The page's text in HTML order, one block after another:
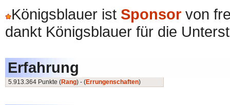
Königsblauer ist Sponsor von
dankt Königsblauer für die
Erfahrung
5.913.364 Punkte (Rang) - (Errungenschaften)